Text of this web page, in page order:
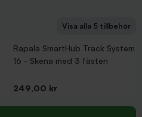
Visa alla 5 tillbehör
Rapala SmartHub Track System
16 - Skena med 3 fästen
Pris
249,00 kr